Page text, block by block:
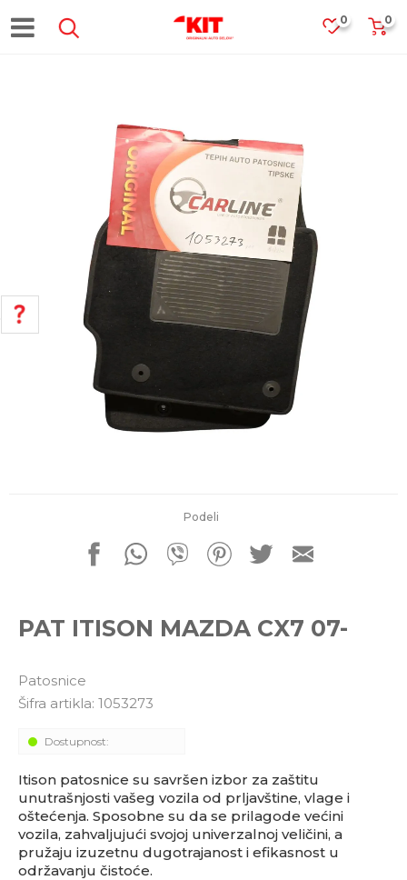
0
0
Podeli
PAT ITISON MAZDA CX7 07-
Patosnice
Šifra artikla: 1053273
Dostupnost:
Itison patosnice su savršen izbor za zaštitu
unutrašnjosti vašeg vozila od prljavštine, vlage i
oštećenja. Sposobne su da se prilagode većini
vozila, zahvaljujući svojoj univerzalnoj veličini, a
pružaju izuzetnu dugotrajanost i efikasnost u
održavanju čistoće.
POMOĆ PRI KUPOVINI
Za više informacija, pomoć i
porudžbine
011 4427900
Pišite nam
office@kitcommerce.rs